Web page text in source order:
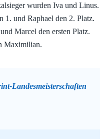
wurden Iva und Linus.
und Raphael den 2. Platz.
Marcel den ersten Platz.
Maximilian.
Landesmeisterschaften